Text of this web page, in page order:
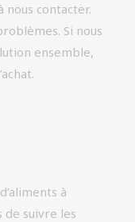
nous contacter.
Si nous
ensemble,
à
de suivre les